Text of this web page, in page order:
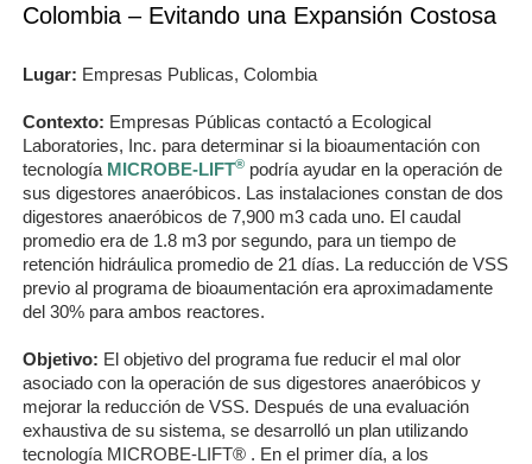
Colombia – Evitando una Expansión Costosa
Lugar: Empresas Publicas, Colombia
Contexto: Empresas Públicas contactó a Ecological
Laboratories, Inc. para determinar si la bioaumentación con
tecnología MICROBE-LIFT® podría ayudar en la operación de
sus digestores anaeróbicos. Las instalaciones constan de dos
digestores anaeróbicos de 7,900 m3 cada uno. El caudal
promedio era de 1.8 m3 por segundo, para un tiempo de
retención hidráulica promedio de 21 días. La reducción de VSS
previo al programa de bioaumentación era aproximadamente
del 30% para ambos reactores.
Objetivo: El objetivo del programa fue reducir el mal olor
asociado con la operación de sus digestores anaeróbicos y
mejorar la reducción de VSS. Después de una evaluación
exhaustiva de su sistema, se desarrolló un plan utilizando
tecnología MICROBE-LIFT® . En el primer día, a los